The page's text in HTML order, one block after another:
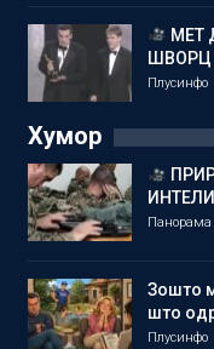
МЕТ
ШВОРЦ
Плусинфо
Хумор
Панорама
Зошто
што
Плусинфо